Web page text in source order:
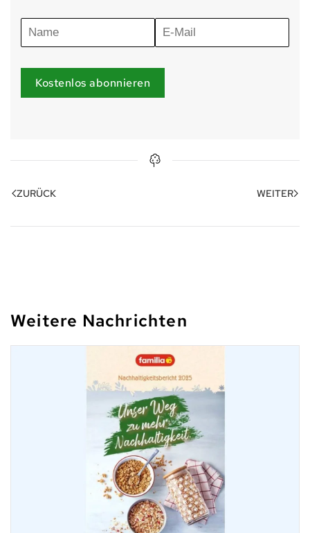
Kostenlos abonnieren
ZURÜCK WEITER
Weitere Nachrichten